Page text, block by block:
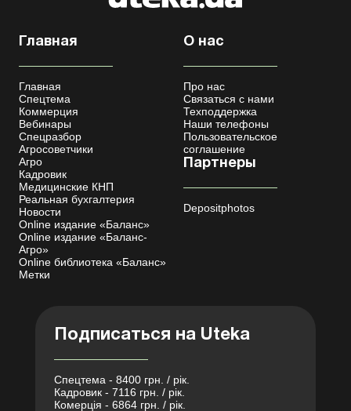
Главная
Главная
Спецтема
Коммерция
Вебинары
Спецразбор
Агросоветчики
Агро
Кадровик
Медицинские КНП
Реальная бухгалтерия
Новости
Online издание «Баланс»
Online издание «Баланс-
Агро»
Online библиотека «Баланс»
Метки
О нас
Про нас
Связаться с нами
Техподдержка
Наши телефоны
Пользовательское
соглашение
Партнеры
Depositphotos
Подписаться на Uteka
Спецтема - 8400 грн. / рік.
Кадровик - 7116 грн. / рік.
Комерція - 6864 грн. / рік.